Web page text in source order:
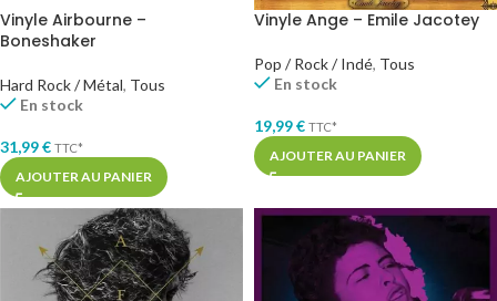
Vinyle Airbourne –
Boneshaker
Hard Rock / Métal, Tous
En stock
31,99€ TTC*
AJOUTER AU PANIER
Vinyle Ange – Emile Jacotey
Pop / Rock / Indé, Tous
En stock
19,99€ TTC*
AJOUTER AU PANIER